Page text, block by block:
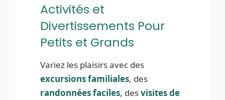
Activités et
Divertissements Pour
Petits et Grands
Variez les plaisirs avec des
excursions familiales, des
randonnées faciles, desvisites de